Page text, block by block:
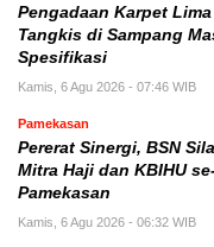
Pengadaan Karpet
Tangkis di Sampang
Spesifikasi
Kamis, 6 Agu 2026 - 07:46 WIB
Pamekasan
Pererat Sinergi, BSN
Mitra Haji dan KBIHU
Pamekasan
Kamis, 6 Agu 2026 - 06:32 WIB